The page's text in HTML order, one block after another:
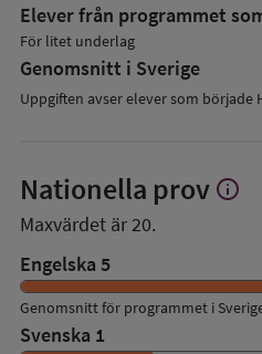
Elever från programmet
För litet underlag
Genomsnitt i Sverige
Uppgiften avser elever som började
Nationella prov Visa
prov
info
Maxvärdet är 20.
Engelska 5
Genomsnitt för programmet i
Svenska 1